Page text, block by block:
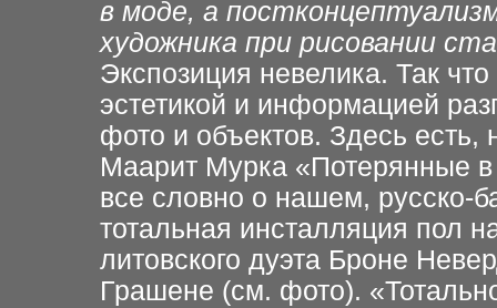
в моде, а
художника при рисовании
Экспозиция невелика. Так
эстетикой и информацией
фото и объектов. Здесь
Маарит Мурка «Потерянные
все словно о нашем, русско-
тотальная инсталляция пол
литовского дуэта Броне
Грашене (см. фото).